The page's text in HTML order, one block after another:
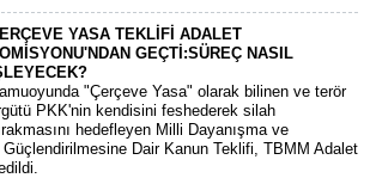
YASA TEKLİFİ ADALET
GEÇTİ:SÜREÇ NASIL
"Çerçeve Yasa" olarak bilinen ve terör
PKK'nin kendisini feshederek silah
hedefleyen Milli Dayanışma ve
Dair Kanun Teklifi, TBMM Adalet